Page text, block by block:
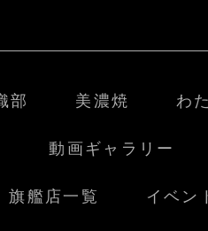
部 美濃焼 わ
動画ギャラリー
旗艦店一覧 イベン